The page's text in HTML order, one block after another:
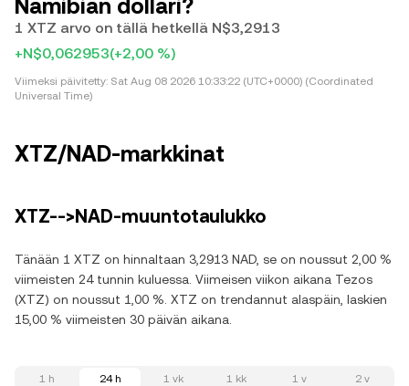
Namibian dollari?
1 XTZ arvo on tällä hetkellä N$3,2913
+N$0,062953(+2,00 %)
Viimeksi päivitetty: Sat Aug 08 2026 10:33:22 (UTC+0000) (Coordinated
Universal Time)
XTZ/NAD-markkinat
XTZ-->NAD-muuntotaulukko
Tänään 1 XTZ on hinnaltaan 3,2913 NAD, se on noussut 2,00 %
viimeisten 24 tunnin kuluessa. Viimeisen viikon aikana Tezos
(XTZ) on noussut 1,00 %. XTZ on trendannut alaspäin, laskien
15,00 % viimeisten 30 päivän aikana.
1 h 24 h 1 vk 1 kk 1 v 2 v